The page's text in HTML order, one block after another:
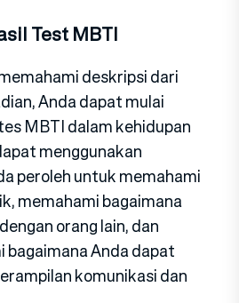
Test MBTI
deskripsi dari
Anda dapat mulai
MBTI dalam kehidupan
menggunakan
peroleh untuk memahami
memahami bagaimana
orang lain, dan
bagaimana Anda dapat
komunikasi dan